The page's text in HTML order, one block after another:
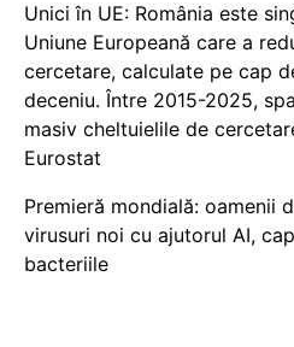
Unici în UE: România este
Uniune Europeană care a
cercetare, calculate pe cap
deceniu. Între 2015-2025,
masiv cheltuielile de
Eurostat
Premieră mondială: oamenii
virusuri noi cu ajutorul AI,
bacteriile